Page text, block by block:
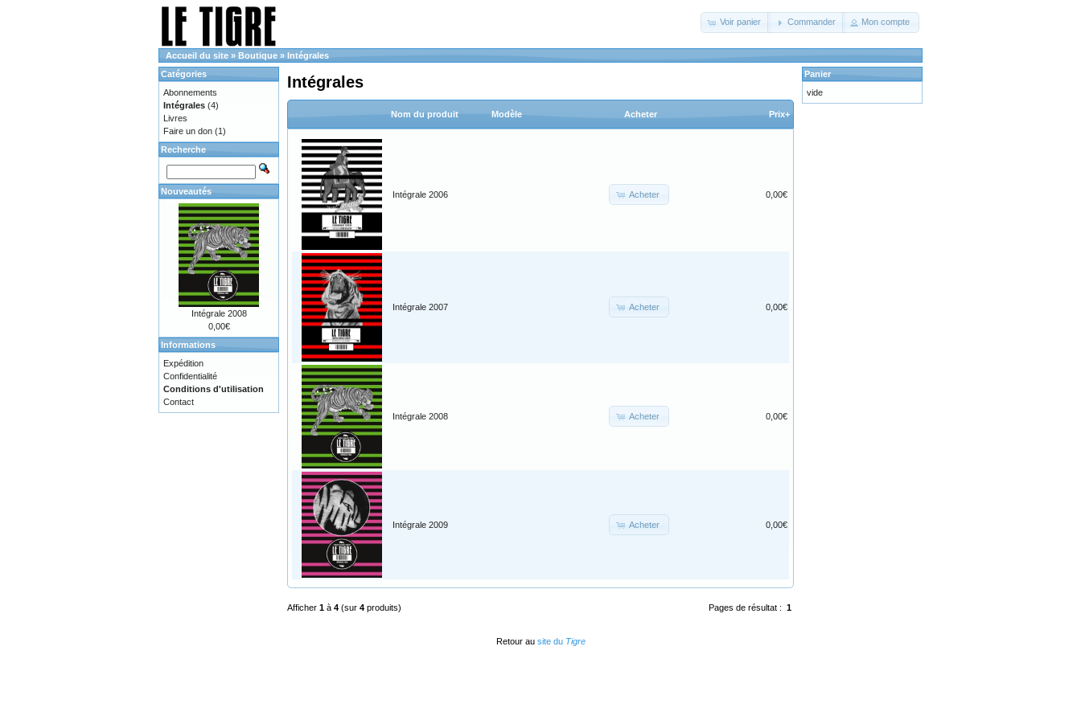
Voir panier Commander Mon compte
Accueil du site » Boutique » Intégrales
Intégrales
Nom du produit Modèle Acheter Prix+
Intégrale 2006 Acheter 0,00€
Intégrale 2007 Acheter 0,00€
Intégrale 2008 Acheter 0,00€
Intégrale 2009 Acheter 0,00€
Pages de résultat : 1
Afficher 1 à 4 (sur 4 produits)
Catégories
Abonnements
Intégrales (4)
Livres
Faire un don (1)
Recherche
Nouveautés
Intégrale 2008
0,00€
Informations
Expédition
Confidentialité
Conditions d'utilisation
Contact
Panier
vide
Retour au site du Tigre